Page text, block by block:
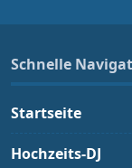
Schnelle
Startseite
Hochzeits-DJ